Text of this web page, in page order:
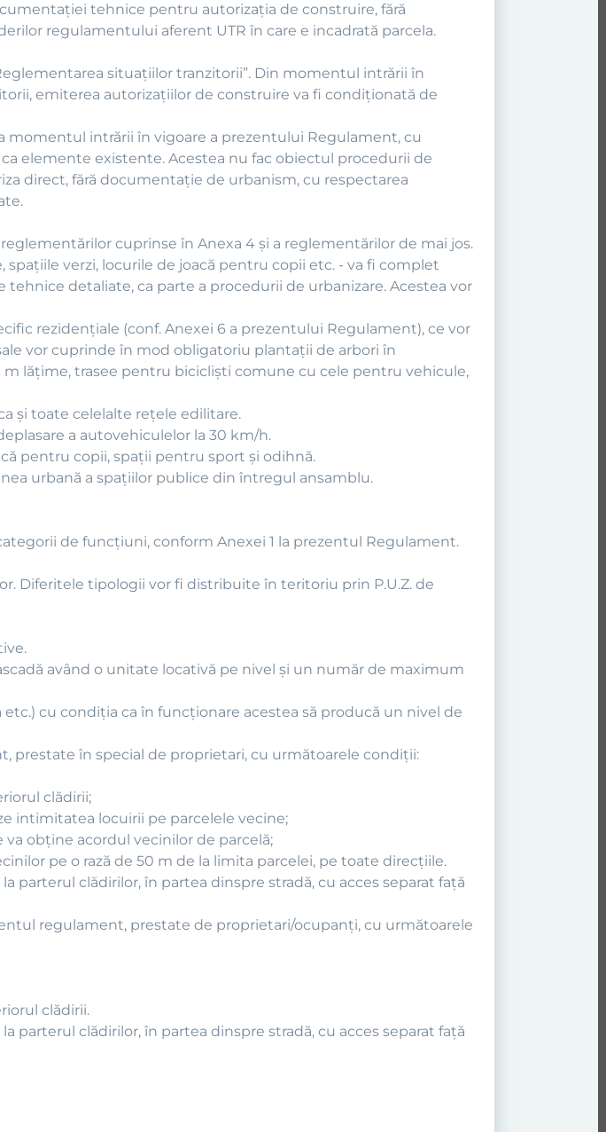
tehnice pentru autorizaţia de construire, fără
regulamentului aferent UTR în care e incadrată parcela.
situaţiilor tranzitorii”. Din momentul intrării în
emiterea autorizaţiilor de construire va fi condiţionată de
momentul intrării în vigoare a prezentului Regulament, cu
elemente existente. Acestea nu fac obiectul procedurii de
direct, fără documentație de urbanism, cu respectarea
cuprinse în Anexa 4 şi a reglementărilor de mai jos.
verzi, locurile de joacă pentru copii etc. - va fi complet
detaliate, ca parte a procedurii de urbanizare. Acestea vor
rezidenţiale (conf. Anexei 6 a prezentului Regulament), ce vor
vor cuprinde în mod obligatoriu plantaţii de arbori în
lăţime, trasee pentru biciclişti comune cu cele pentru vehicule,
şi toate celelalte reţele edilitare.
a autovehiculelor la 30 km/h.
pentru copii, spaţii pentru sport şi odihnă.
urbană a spaţiilor publice din întregul ansamblu.
de funcţiuni, conform Anexei 1 la prezentul Regulament.
Diferitele tipologii vor fi distribuite în teritoriu prin P.U.Z. de
având o unitate locativă pe nivel şi un număr de maximum
cu condiţia ca în funcţionare acestea să producă un nivel de
prestate în special de proprietari, cu următoarele condiţii:
clădirii;
intimitatea locuirii pe parcelele vecine;
obţine acordul vecinilor de parcelă;
pe o rază de 50 m de la limita parcelei, pe toate direcţiile.
parterul clădirilor, în partea dinspre stradă, cu acces separat faţă
regulament, prestate de proprietari/ocupanţi, cu următoarele
clădirii.
parterul clădirilor, în partea dinspre stradă, cu acces separat faţă